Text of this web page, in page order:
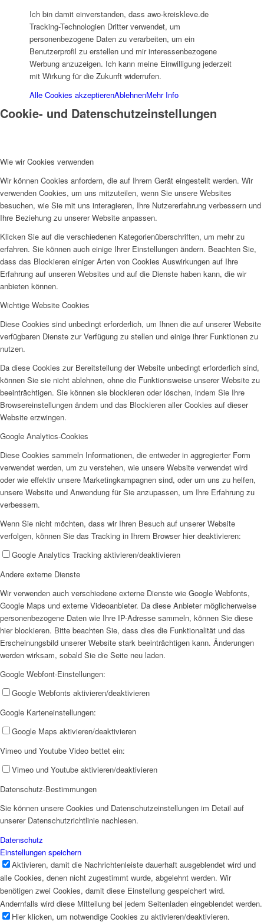
Familienbildungswerk (FBW)
Kinder und Jugend
SPFH
UFH
AHOI
AHOI II
PKD
Ich bin damit einverstanden, dass awo-kreiskleve.de
Tracking-Technologien Dritter verwendet, um
personenbezogene Daten zu verarbeiten, um ein
Benutzerprofil zu erstellen und mir interessenbezogene
Werbung anzuzeigen. Ich kann meine Einwilligung jederzeit
mit Wirkung für die Zukunft widerrufen.
Alle Cookies akzeptierenAblehnenMehr Info
Cookie- und Datenschutzeinstellungen
Wie wir Cookies verwenden
Wir können Cookies anfordern, die auf Ihrem Gerät eingestellt werden. Wir
verwenden Cookies, um uns mitzuteilen, wenn Sie unsere Websites
besuchen, wie Sie mit uns interagieren, Ihre Nutzererfahrung verbessern und
Ihre Beziehung zu unserer Website anpassen.
Klicken Sie auf die verschiedenen Kategorienüberschriften, um mehr zu
erfahren. Sie können auch einige Ihrer Einstellungen ändern. Beachten Sie,
dass das Blockieren einiger Arten von Cookies Auswirkungen auf Ihre
Erfahrung auf unseren Websites und auf die Dienste haben kann, die wir
anbieten können.
Wichtige Website Cookies
Diese Cookies sind unbedingt erforderlich, um Ihnen die auf unserer Website
verfügbaren Dienste zur Verfügung zu stellen und einige ihrer Funktionen zu
nutzen.
Da diese Cookies zur Bereitstellung der Website unbedingt erforderlich sind,
können Sie sie nicht ablehnen, ohne die Funktionsweise unserer Website zu
beeinträchtigen. Sie können sie blockieren oder löschen, indem Sie Ihre
Browsereinstellungen ändern und das Blockieren aller Cookies auf dieser
Website erzwingen.
Google Analytics-Cookies
Diese Cookies sammeln Informationen, die entweder in aggregierter Form
verwendet werden, um zu verstehen, wie unsere Website verwendet wird
oder wie effektiv unsere Marketingkampagnen sind, oder um uns zu helfen,
unsere Website und Anwendung für Sie anzupassen, um Ihre Erfahrung zu
verbessern.
Wenn Sie nicht möchten, dass wir Ihren Besuch auf unserer Website
verfolgen, können Sie das Tracking in Ihrem Browser hier deaktivieren:
Google Analytics Tracking aktivieren/deaktivieren
Andere externe Dienste
Wir verwenden auch verschiedene externe Dienste wie Google Webfonts,
Google Maps und externe Videoanbieter. Da diese Anbieter möglicherweise
personenbezogene Daten wie Ihre IP-Adresse sammeln, können Sie diese
hier blockieren. Bitte beachten Sie, dass dies die Funktionalität und das
Erscheinungsbild unserer Website stark beeinträchtigen kann. Änderungen
werden wirksam, sobald Sie die Seite neu laden.
Google Webfont-Einstellungen:
Google Webfonts aktivieren/deaktivieren
Google Karteneinstellungen:
Google Maps aktivieren/deaktivieren
Vimeo und Youtube Video bettet ein:
Vimeo und Youtube aktivieren/deaktivieren
Datenschutz-Bestimmungen
Sie können unsere Cookies und Datenschutzeinstellungen im Detail auf
unserer Datenschutzrichtlinie nachlesen.
Datenschutz
Einstellungen speichern
Aktivieren, damit die Nachrichtenleiste dauerhaft ausgeblendet wird und
alle Cookies, denen nicht zugestimmt wurde, abgelehnt werden. Wir
benötigen zwei Cookies, damit diese Einstellung gespeichert wird.
Andernfalls wird diese Mitteilung bei jedem Seitenladen eingeblendet werden.
Hier klicken, um notwendige Cookies zu aktivieren/deaktivieren.